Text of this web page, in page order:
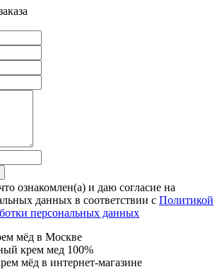
ознакомлен(а) и даю согласие на
данных в соответствии с Политикой
персональных данных
мёд в Москве
крем мед 100%
мёд в интернет-магазине